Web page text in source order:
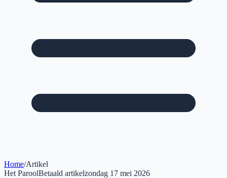
Home/Artikel
Het ParoolBetaald artikelzondag 17 mei 2026